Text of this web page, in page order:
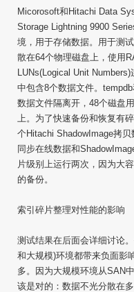
Micorosoft和Hitachi Data
Storage Lightning 9900
境，用于存储数据。用于测
散在64个物理磁盘上，使用
LUNs(Logical Unit
中包含8个数据文件。
数据文件隔离开，48个磁盘
上。为了快速备份和恢复有
个Hitachi ShadowImage拷
同步在线数据和
片级别上运行两次，因为大
的备份。
索引碎片整理对性能的影响
测试结果在后面会详细讨论
和大规模)环境都带来负面影
多。因为大规模环境从SAN
该是对的：数据不光分散在